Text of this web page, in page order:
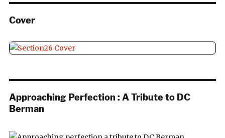
Cover
Approaching Perfection : A Tribute to DC
Berman